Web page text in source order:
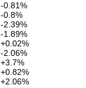
-0.81%
-0.8%
-2.39%
-1.89%
+0.02%
-2.06%
+3.7%
+0.82%
+2.06%